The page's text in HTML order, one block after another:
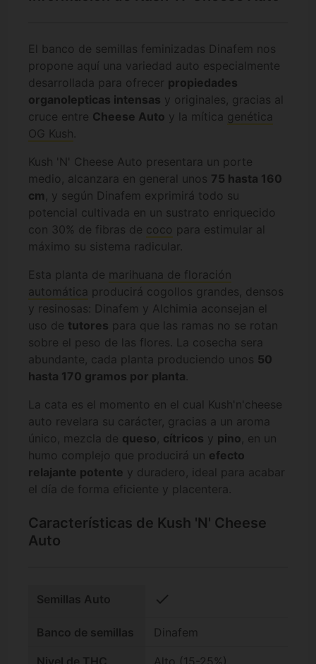
El banco de semillas feminizadas Dinafem nos
propone aquí una variedad auto especialmente
desarrollada para ofrecer propiedades
organolepticas intensas y originales, gracias al
cruce entre Cheese Auto y la mítica genética
OG Kush
Kush 'N' Cheese Auto presentara un porte
medio, alcanzara en general unos 75 hasta 160
cm , y según Dinafem exprimirá todo su
potencial cultivada en un sustrato enriquecido
con 30% de fibras de coco para estimular al
máximo su sistema radicular.
Esta planta de marihuana de floración
automática producirá cogollos grandes, densos
y resinosas: Dinafem y Alchimia aconsejan el
uso de tutores para que las ramas no se rotan
sobre el peso de las flores. La cosecha sera
abundante, cada planta produciendo unos 50
hasta 170 gramos por planta
La cata es el momento en el cual Kush'n'cheese
auto revelara su carácter, gracias a un aroma
único, mezcla de queso cítricos y pino , en un
humo complejo que producirá un efecto
relajante potente y duradero, ideal para acabar
el día de forma eficiente y placentera.
Características de Kush 'N' Cheese
Auto
Semillas Auto check
Banco de semillas Dinafem
Nivel de THC Alto (15-25%)